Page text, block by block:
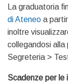
La graduatoria
di Ateneo a
inoltre
collegandosi alla
Segreteria >
Scadenze per le